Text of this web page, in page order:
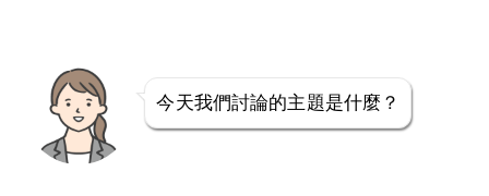
今天我們討論的主題是什麼？